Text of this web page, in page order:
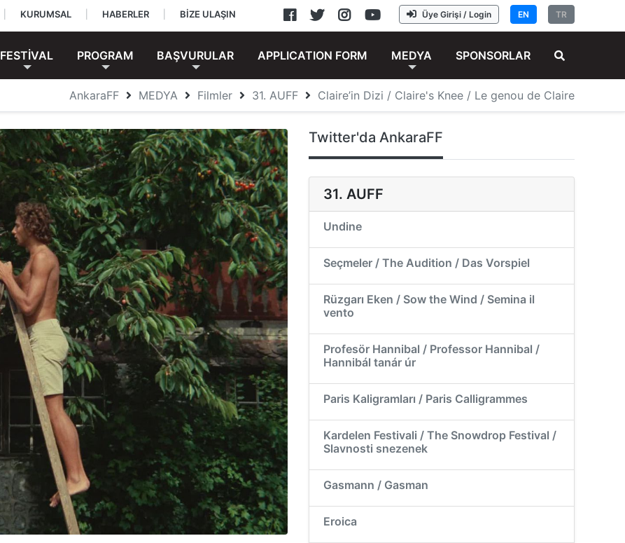
TR
EN
Üye Girişi / Login
KURUMSAL HABERLER BİZE ULAŞIN
FESTİVAL PROGRAM BAŞVURULAR APPLICATION FORM MEDYA SPONSORLAR
AnkaraFF MEDYA Filmler 31. AUFF Claire’in Dizi / Claire's Knee / Le genou de Claire
Twitter'da AnkaraFF
31. AUFF
Undine
Seçmeler / The Audition / Das Vorspiel
Rüzgarı Eken / Sow the Wind / Semina il
vento
Profesör Hannibal / Professor Hannibal /
Hannibál tanár úr
Paris Kaligramları / Paris Calligrammes
Kardelen Festivali / The Snowdrop Festival /
Slavnosti snezenek
Gasmann / Gasman
Eroica